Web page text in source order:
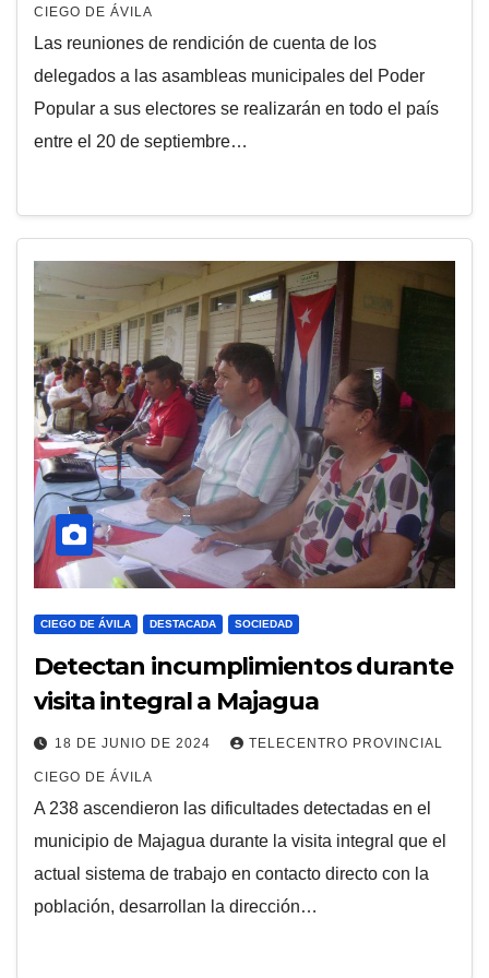
CIEGO DE ÁVILA
Las reuniones de rendición de cuenta de los
delegados a las asambleas municipales del Poder
Popular a sus electores se realizarán en todo el país
entre el 20 de septiembre…
CIEGO DE ÁVILA DESTACADA SOCIEDAD
Detectan incumplimientos durante
visita integral a Majagua
18 DE JUNIO DE 2024 TELECENTRO PROVINCIAL
CIEGO DE ÁVILA
A 238 ascendieron las dificultades detectadas en el
municipio de Majagua durante la visita integral que el
actual sistema de trabajo en contacto directo con la
población, desarrollan la dirección…